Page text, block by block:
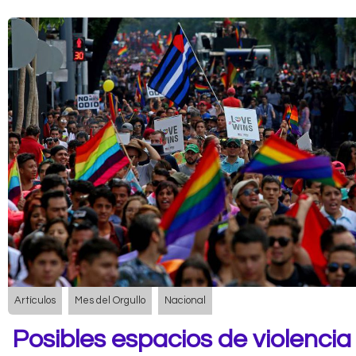
Artículos Mes del Orgullo Nacional
Posibles espacios de violencia